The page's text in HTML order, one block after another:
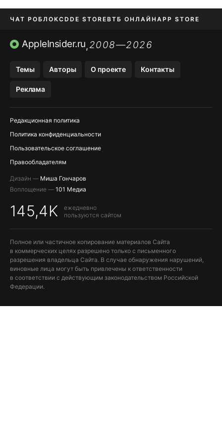
ЧАТ РОБЛОКСDDE STOREВТБ ОНЛАЙН APP STORE
OZON БАНК KAKAOTALK И BIP
AppleInsider.ru,2008—2026
Темы Авторы О проекте Контакты
Реклама
Редакционная политика
Политика конфиденциальности
Пользовательское соглашение
Правообладателям
Дизайн — Миша Гончаров
Воплощение — 101 Медиа
145,4K
ежедневно
пользуются сайтом
Полное или частичное копирование материалов Сайта
в коммерческих целях разрешено только с письменного
разрешения владельца Сайта. В случае обнаружения нарушений,
виновные лица могут быть привлечены к ответственности
в соответствии с действующим законодательством Российской
Федерации.